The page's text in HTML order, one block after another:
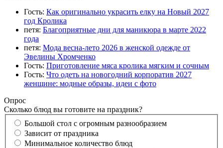
Гость: Как оригинально украсить елку на Новый 2027
год Кролика
петя: Благоприятные дни для маникюра в марте 2022
года
петя: Мода весна-лето 2026 в женской одежде от
Эвелины Хромченко
Гость: Приготовление мяса кролика мягким и сочным
Гость: Что одеть на новогодний корпоратив 2027
женщине: модные образы, идеи с фото
Опрос
Сколько блюд вы готовите на праздник?
Большой стол с огромным разнообразием
Зависит от праздника
Минимальное количество блюд